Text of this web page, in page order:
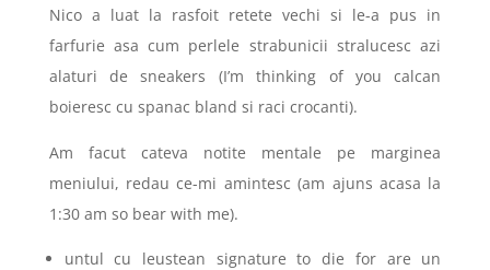
Nico a luat la rasfoit retete vechi si le-a pus in
farfurie asa cum perlele strabunicii stralucesc azi
alaturi de sneakers (I’m thinking of you calcan
boieresc cu spanac bland si raci crocanti).
Am facut cateva notite mentale pe marginea
meniului, redau ce-mi amintesc (am ajuns acasa la
1:30 am so bear with me).
untul cu leustean signature to die for are un